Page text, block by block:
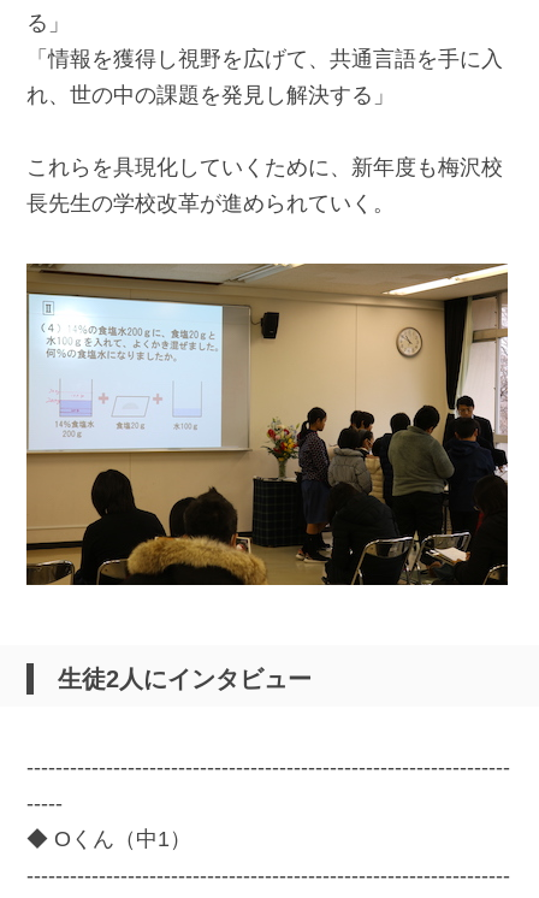
る」
「情報を獲得し視野を広げて、共通言語を手に入
れ、世の中の課題を発見し解決する」
これらを具現化していくために、新年度も梅沢校
長先生の学校改革が進められていく。
生徒2人にインタビュー
-------------------------------------------------------------------
-----
◆ Oくん（中1）
-------------------------------------------------------------------